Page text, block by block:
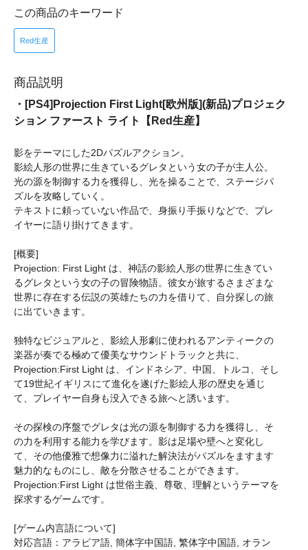
この商品のキーワード
Red生産
商品説明
・[PS4]Projection First Light[欧州版](新品)プロジェク
ション ファースト ライト【Red生産】
影をテーマにした2Dパズルアクション。
影絵人形の世界に生きているグレタという女の子が主人公。
光の源を制御する力を獲得し、光を操ることで、ステージパ
ズルを攻略していく。
テキストに頼っていない作品で、身振り手振りなどで、プレ
イヤーに語り掛けてきます。
[概要]
Projection: First Light は、神話の影絵人形の世界に生きてい
るグレタという女の子の冒険物語。彼女が旅するさまざまな
世界に存在する伝説の英雄たちの力を借りて、自分探しの旅
に出ていきます。
独特なビジュアルと、影絵人形劇に使われるアンティークの
楽器が奏でる極めて優美なサウンドトラックと共に、
Projection:First Light は、インドネシア、中国、トルコ、そし
て19世紀イギリスにて進化を遂げた影絵人形の歴史を通じ
て、プレイヤー自身も没入できる旅へと誘います。
その探検の序盤でグレタは光の源を制御する力を獲得し、そ
の力を利用する能力を学びます。影は足場や壁へと変化し
て、その他優雅で想像力に溢れた解決法がパズルをますます
魅力的なものにし、敵を分散させることができます。
Projection:First Light は世俗主義、尊敬、理解というテーマを
探求するゲームです。
[ゲーム内言語について]
対応言語：アラビア語, 簡体字中国語, 繁体字中国語, オラン